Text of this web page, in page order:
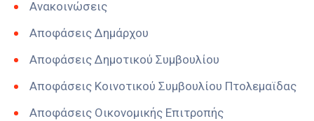
Ανακοινώσεις
Αποφάσεις Δημάρχου
Αποφάσεις Δημοτικού Συμβουλίου
Αποφάσεις Κοινοτικού Συμβουλίου Πτολεμαϊδας
Αποφάσεις Οικονομικής Επιτροπής